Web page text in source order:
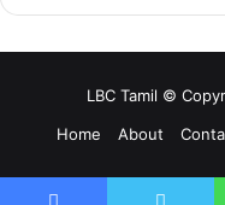
LBC Tamil ©
Home
About